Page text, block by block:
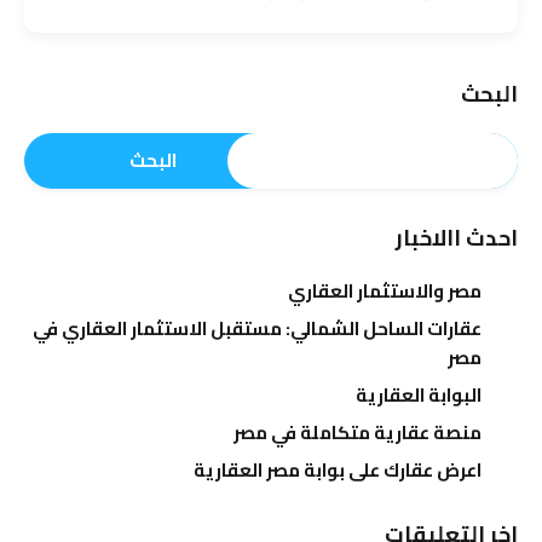
البحث
البحث
احدث االاخبار
مصر والاستثمار العقاري
عقارات الساحل الشمالي: مستقبل الاستثمار العقاري في
مصر
البوابة العقارية
منصة عقارية متكاملة في مصر
اعرض عقارك على بوابة مصر العقارية